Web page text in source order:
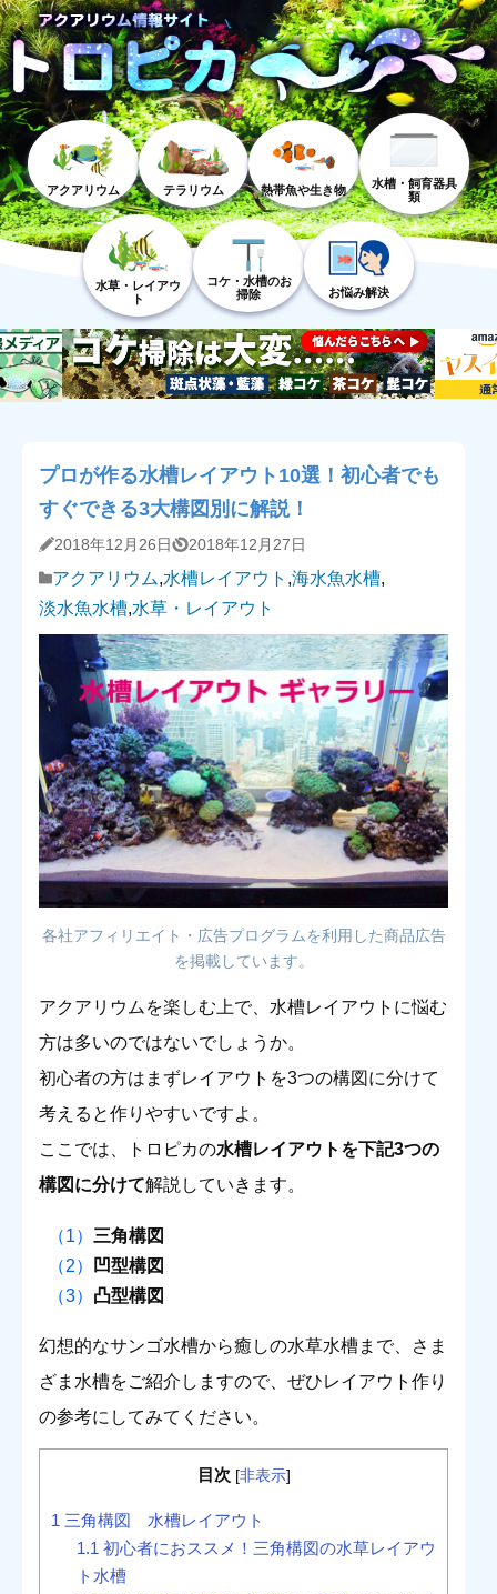
アクアリウム テラリウム 熱帯魚や生き物
水槽・飼育器具
類
水草・レイアウ
ト
コケ・水槽のお
掃除
お悩み解決
プロが作る水槽レイアウト10選！初心者でも
すぐできる3大構図別に解説！
2018年12月26日 2018年12月27日
アクアリウム,水槽レイアウト ,海水魚水槽,
淡水魚水槽,水草・レイアウト
各社アフィリエイト・広告プログラムを利用した商品広告
を掲載しています。
アクアリウムを楽しむ上で、水槽レイアウトに悩む
方は多いのではないでしょうか。
初心者の方はまずレイアウトを3つの構図に分けて
考えると作りやすいですよ。
ここでは、トロピカの水槽レイアウトを下記3つの
構図に分けて解説していきます。
三角構図
凹型構図
凸型構図
幻想的なサンゴ水槽から癒しの水草水槽まで、さま
ざま水槽をご紹介しますので、ぜひレイアウト作り
の参考にしてみてください。
目次 [非表示]
1 三角構図 水槽レイアウト
1.1 初心者におススメ！三角構図の水草レイアウ
ト水槽